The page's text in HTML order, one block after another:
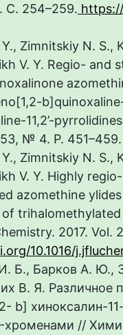
С. 254–259.
Zimnitskiy N. S.,
V. Y. Regio- and
11,2’-
53, № 4. P.
Zimnitskiy N. S.,
V. Y. Highly
azomethine
of
2017. Vol.
10.1016/
Б., Барков А. Ю.,
В. Я. Различное
b] хиноксалин-
хроменами //